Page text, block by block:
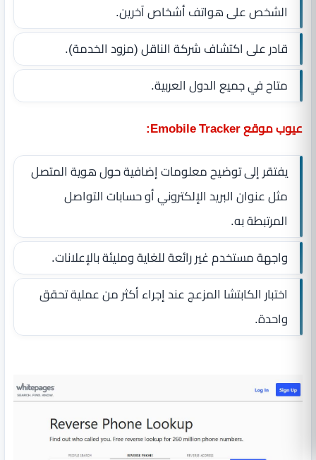
الشخص على هواتف أشخاص آخرين.
قادر على اكتشاف شركة الناقل (مزود الخدمة).
متاح في جميع الدول العربية.
عيوب موقع Emobile Tracker:
يفتقر إلى توضيح معلومات إضافية حول هوية المتصل
مثل عنوان البريد الإلكتروني أو حسابات التواصل
المرتبطة به.
واجهة مستخدم غير رائعة للغاية ومليئة بالإعلانات.
اختبار الكابتشا المزعج عند إجراء أكثر من عملية تحقق
واحدة.